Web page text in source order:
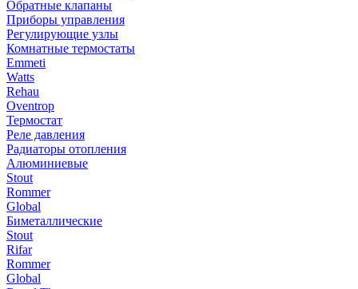
Обратные клапаны
Приборы управления
Регулирующие узлы
Комнатные термостаты
Emmeti
Watts
Rehau
Oventrop
Термостат
Реле давления
Радиаторы отопления
Алюминиевые
Stout
Rommer
Global
Биметаллические
Stout
Rifar
Rommer
Global